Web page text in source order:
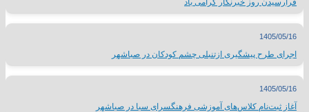
فرارسیدن روز خبرنگار گرامی باد
1405/05/16
اجرای طرح پیشگیری ازتنبلی چشم کودکان در صباشهر
1405/05/16
آغاز ثبت‌نام کلاس‌های آموزشی فرهنگسرای سبا در صباشهر